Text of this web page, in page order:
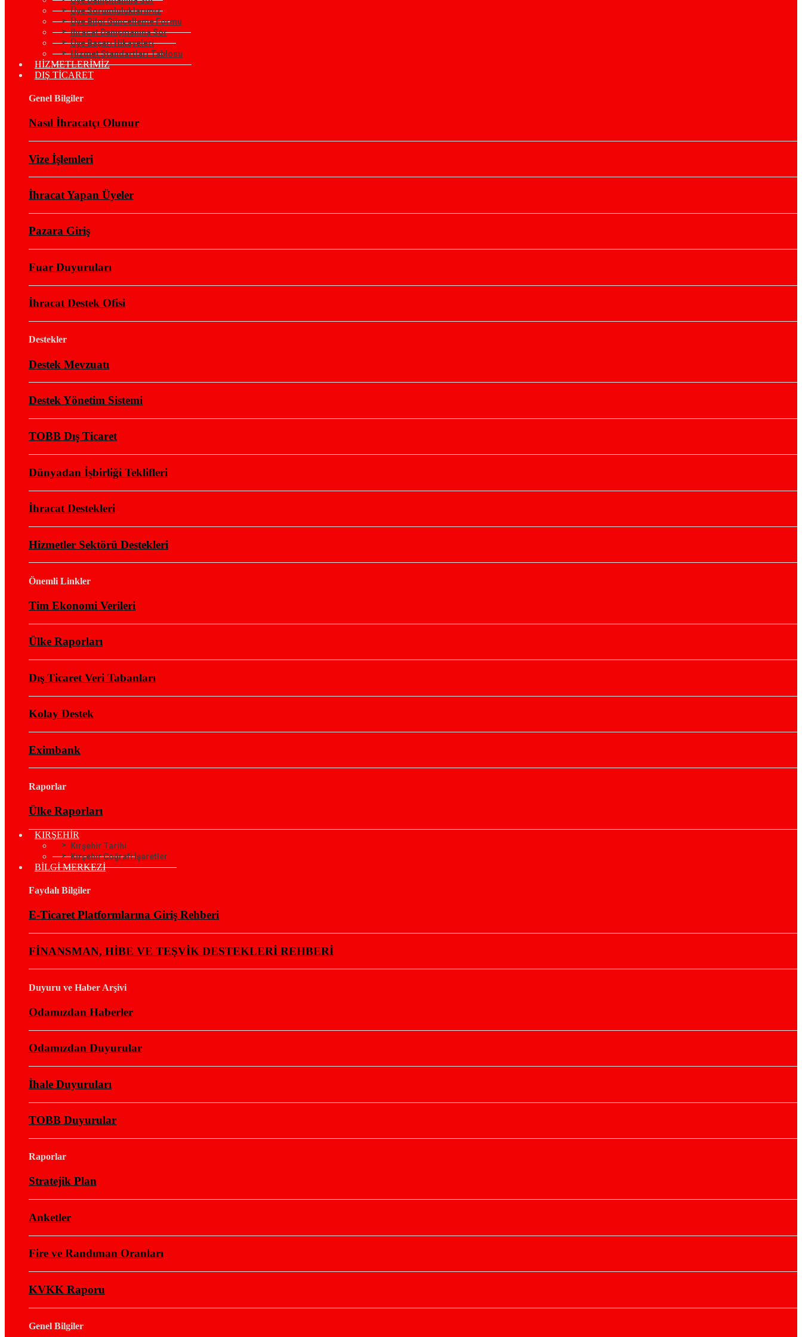
Üye Sorumluluklarımız
Üye Bilgi Güncelleme Formu
İhracat Danışmanına Sor
Üye Başarı Hikayeleri
Hizmet Standartları Tablosu
HİZMETLERİMİZ
DIŞ TİCARET
Genel Bilgiler
Nasıl İhracatçı Olunur
Vize İşlemleri
İhracat Yapan Üyeler
Pazara Giriş
Fuar Duyuruları
İhracat Destek Ofisi
Destekler
Destek Mevzuatı
Destek Yönetim Sistemi
TOBB Dış Ticaret
Dünyadan İşbirliği Teklifleri
İhracat Destekleri
Hizmetler Sektörü Destekleri
Önemli Linkler
Tim Ekonomi Verileri
Ülke Raporları
Dış Ticaret Veri Tabanları
Kolay Destek
Eximbank
Raporlar
Ülke Raporları
KIRŞEHİR
Kırşehir Tarihi
Kırşehir Coğrafi İşaretler
BİLGİ MERKEZİ
Faydalı Bilgiler
E-Ticaret Platformlarına Giriş Rehberi
FİNANSMAN, HİBE VE TEŞVİK DESTEKLERİ REHBERİ
Duyuru ve Haber Arşivi
Odamızdan Haberler
Odamızdan Duyurular
İhale Duyuruları
TOBB Duyurular
Raporlar
Stratejik Plan
Anketler
Fire ve Randıman Oranları
KVKK Raporu
Genel Bilgiler